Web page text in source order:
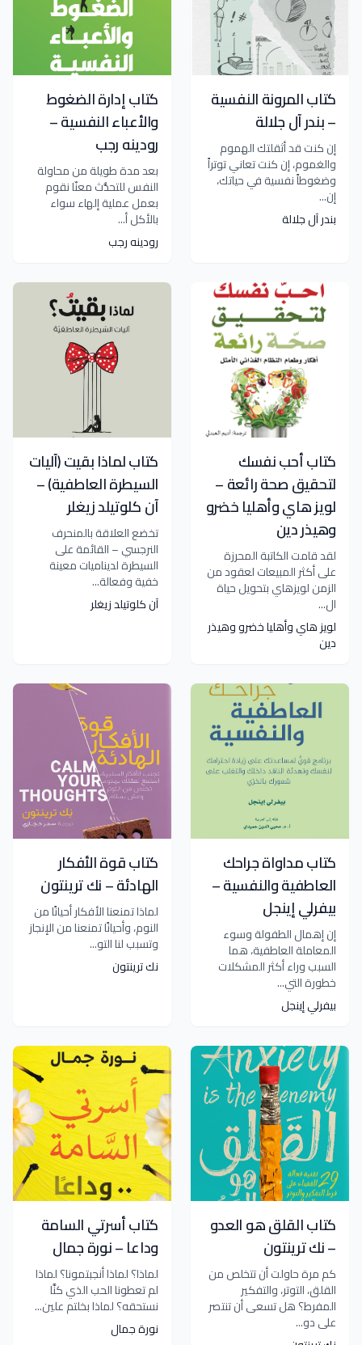
كتاب المرونة النفسية
– بندر آل جلالة
إن كنت قد أثقلتك الهموم
والغموم، إن كنت تعاني توتراً
وضغوطاً نفسية في حياتك،
إن...
بندر آل جلالة
كتاب إدارة الضغوط
والأعباء النفسية –
رودينه رجب
بعد مدة طويلة من محاولة
النفس للتحدُّث معنّا نقوم
بعمل عملية إلهاء سواء
بالأكل أ...
رودينه رجب
كتاب أحب نفسك
لتحقيق صحة رائعة –
لويز هاي وأهليا خضرو
وهيذر دين
لقد قامت الكاتبة المحرزة
على أكثر المبيعات لعقود من
الزمن لويزهاي بتحويل حياة
ال...
لويز هاي وأهليا خضرو وهيذر
دين
كتاب لماذا بقيت (آليات
السيطرة العاطفية) –
آن كلوتيلد زيغلر
تخضع العلاقة بالمنحرف
النرجسي – القائمة على
السيطرة لديناميات معينة
خفية وفعالة...
آن كلوتيلد زيغلر
كتاب مداواة جراحك
العاطفية والنفسية –
بيفرلي إينجل
إن إهمال الطفولة وسوء
المعاملة العاطفية، هما
السبب وراء أكثر المشكلات
خطورة التي...
بيفرلي إينجل
كتاب قوة الأفكار
الهادئة – نك ترينتون
لماذا تمنعنا الأفكار أحيانًا من
النوم، وأحيانًا تمنعنا من الإنجاز
وتسبب لنا التو...
نك ترينتون
كتاب القلق هو العدو
– نك ترينتون
كم مرة حاولت أن تتخلص من
القلق، التوتر، والتفكير
المفرط؟ هل تسعى أن تنتصر
على دو...
كتاب أسرتي السامة
وداعا – نورة جمال
لماذا؟ لماذا أنجبتمونا؟ لماذا
لم تعطونا الحب الذي كنَّا
نستحقه؟ لماذا بخلتم علين...
نورة جمال